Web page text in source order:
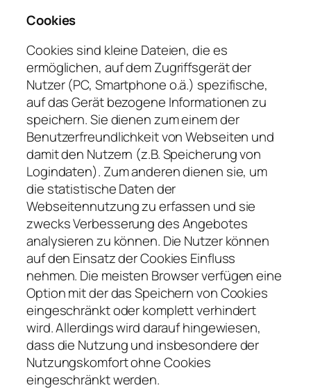
Cookies
Cookies sind kleine Dateien, die es
ermöglichen, auf dem Zugriffsgerät der
Nutzer (PC, Smartphone o.ä.) spezifische,
auf das Gerät bezogene Informationen zu
speichern. Sie dienen zum einem der
Benutzerfreundlichkeit von Webseiten und
damit den Nutzern (z.B. Speicherung von
Logindaten). Zum anderen dienen sie, um
die statistische Daten der
Webseitennutzung zu erfassen und sie
zwecks Verbesserung des Angebotes
analysieren zu können. Die Nutzer können
auf den Einsatz der Cookies Einfluss
nehmen. Die meisten Browser verfügen eine
Option mit der das Speichern von Cookies
eingeschränkt oder komplett verhindert
wird. Allerdings wird darauf hingewiesen,
dass die Nutzung und insbesondere der
Nutzungskomfort ohne Cookies
eingeschränkt werden.